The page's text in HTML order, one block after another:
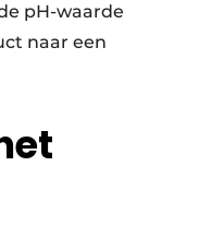
pH-waarde
naar een